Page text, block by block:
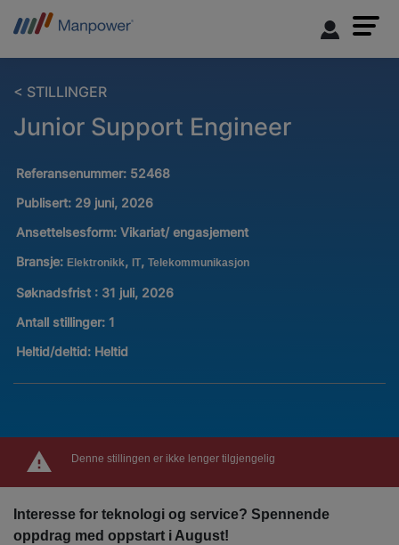
< STILLINGER
Junior Support Engineer
Referansenummer: 52468
Publisert: 29 juni, 2026
Ansettelsesform: Vikariat/ engasjement
Bransje: Elektronikk, IT, Telekommunikasjon
Søknadsfrist : 31 juli, 2026
Antall stillinger: 1
Heltid/deltid: Heltid
Denne stillingen er ikke lenger tilgjengelig
Interesse for teknologi og service? Spennende
oppdrag med oppstart i August!